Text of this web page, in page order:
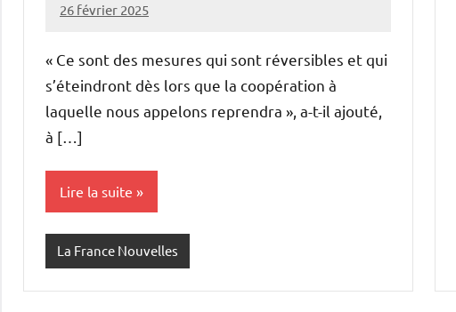
26 février 2025
Admins
« Ce sont des mesures qui sont réversibles et qui
s’éteindront dès lors que la coopération à
laquelle nous appelons reprendra », a-t-il ajouté,
à […]
Lire la suite
La France Nouvelles